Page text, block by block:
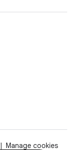
Manage cookies